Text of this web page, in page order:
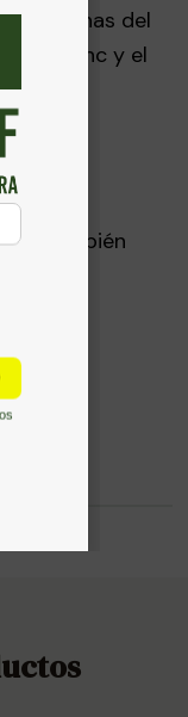
vitaminas del
el zinc y el
También